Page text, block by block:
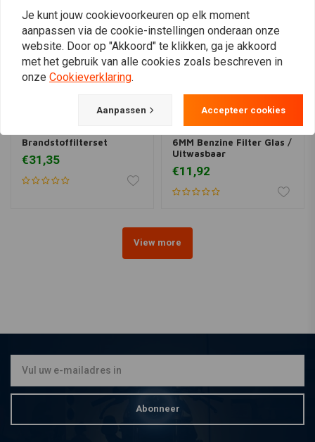
Brandstoffilterset
€31,35
6MM Benzine Filter Glas /
Uitwasbaar
€11,92
View more
Abonneer
Je kunt jouw cookievoorkeuren op elk moment
aanpassen via de cookie-instellingen onderaan onze
website. Door op "Akkoord" te klikken, ga je akkoord
met het gebruik van alle cookies zoals beschreven in
onze Cookieverklaring.
Aanpassen Accepteer cookies